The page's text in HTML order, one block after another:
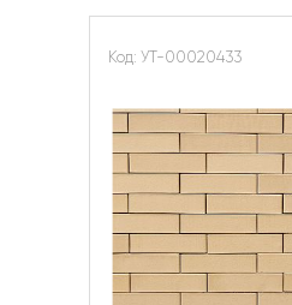
Код: УТ-00020433